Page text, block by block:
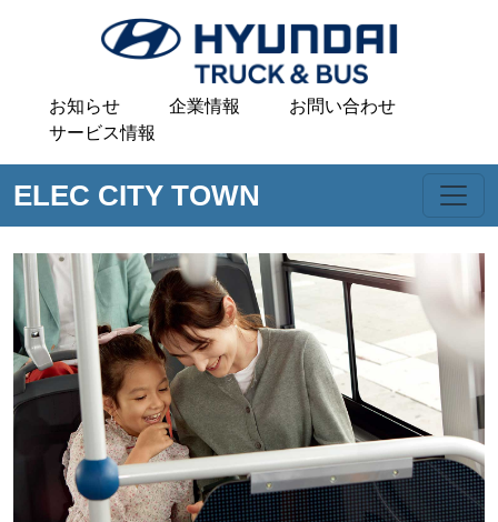
お知らせ 企業情報
お問い合わせ
サービス情報
ELEC CITY TOWN